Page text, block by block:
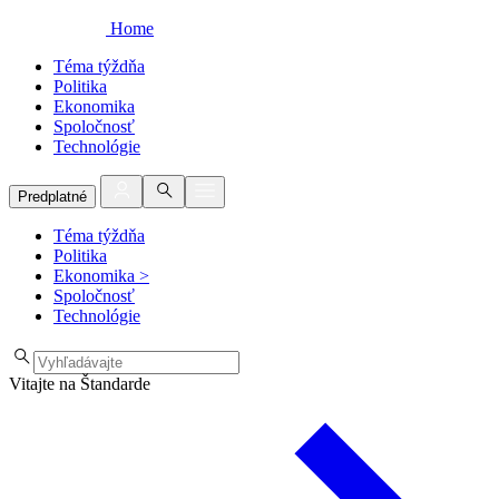
Home
Téma týždňa
Politika
Ekonomika
Spoločnosť
Technológie
Predplatné
Téma týždňa
Politika
Ekonomika >
Spoločnosť
Technológie
Vitajte na Štandarde